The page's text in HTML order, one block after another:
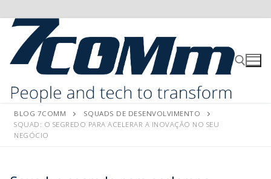
BLOG 7COMM
SQUADS DE DESENVOLVIMENTO
SQUAD: O SEGREDO PARA ACELERAR A INOVAÇÃO NO SEU
NEGÓCIO